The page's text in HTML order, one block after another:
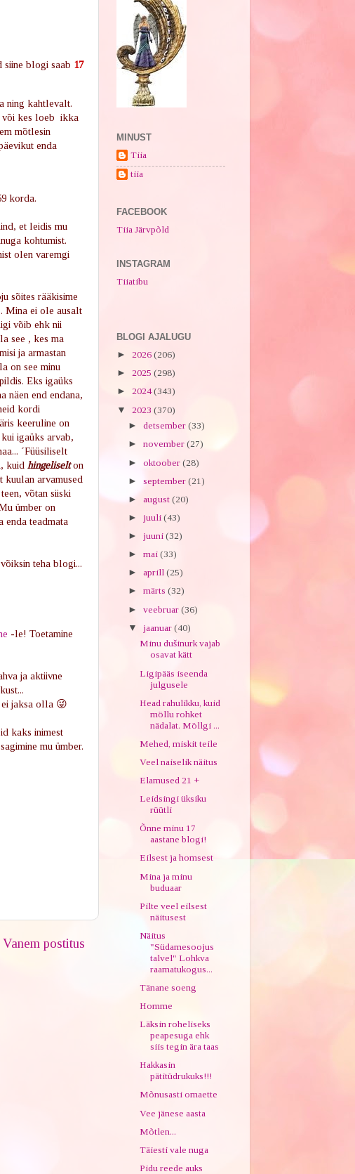
blogi saab 17
ning kahtlevalt.
või kes loeb ikka
mõtlesin
enda
korda.
et leidis mu
kohtumist.
olen varemgi
sõites rääkisime
Mina ei ole ausalt
võib ehk nii
see , kes ma
ja armastan
on see minu
Eks igaüks
näen end endana,
kordi
keeruline on
igaüks arvab,
´Füüsiliselt
kuid hingeliselton
kuulan arvamused
teen, võtan siiski
ümber on
enda teadmata
teha blogi...
-le! Toetamine
ja aktiivne
ei jaksa olla 😜
kaks inimest
mu ümber.
Vanem postitus
MINUST
Tiia
tiia
FACEBOOK
Tiia Järvpõld
INSTAGRAM
Tiiatibu
BLOGI AJALUGU
► 2026 (206)
► 2025 (298)
► 2024(343)
▼ 2023 (370)
► detsember (33)
► november (27)
► oktoober (28)
► september (21)
► august (20)
► juuli (43)
► juuni (32)
► mai (33)
► aprill (25)
► märts (32)
► veebruar (36)
▼ jaanuar (40)
Minu dušinurk vajab
osavat kätt
Ligipääs iseenda
julgusele
Head rahulikku, kuid
möllu rohket
nädalat. Möllgi ...
Mehed, miskit teile
Veel naiselik näitus
Elamused 21 +
Leidsingi üksiku
rüütli
Õnne minu 17
aastane blogi!
Eilsest ja homsest
Mina ja minu
buduaar
Pilte veel eilsest
näitusest
Näitus
"Südamesoojus
talvel" Lohkva
raamatukogus...
Tänane soeng
Homme
Läksin roheliseks
peapesuga ehk
siis tegin ära taas
Hakkasin
pätitüdrukuks!!!
Mõnusasti omaette
Vee jänese aasta
Mõtlen...
Täiesti vale nuga
Pidu reede auks